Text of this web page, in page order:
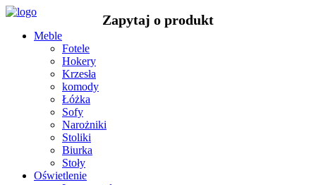
Meble
Fotele
Hokery
Krzesła
komody
Łóżka
Sofy
Narożniki
Stoliki
Biurka
Stoły
Oświetlenie